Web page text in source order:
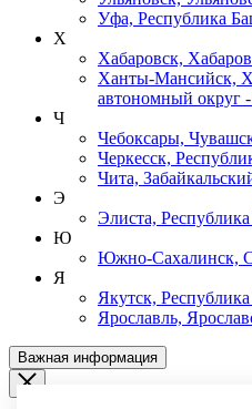
Уфа, Республика
Х
Хабаровск,
Ханты-Мансийск,
автономный округ
Ч
Чебоксары,
Черкесск,
Чита,
Э
Элиста,
Ю
Южно-Сахалинск,
Я
Якутск,
Ярославль,
Важная информация